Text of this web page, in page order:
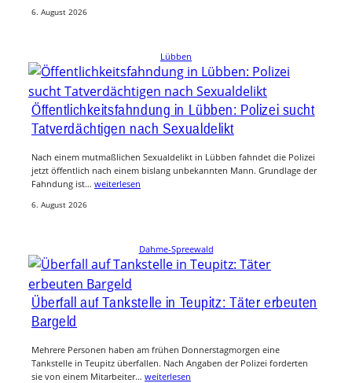
6. August 2026
Lübben
Öffentlichkeitsfahndung in Lübben: Polizei sucht
Tatverdächtigen nach Sexualdelikt
Nach einem mutmaßlichen Sexualdelikt in Lübben fahndet die Polizei
jetzt öffentlich nach einem bislang unbekannten Mann. Grundlage der
Fahndung ist… weiterlesen
6. August 2026
Dahme-Spreewald
Überfall auf Tankstelle in Teupitz: Täter erbeuten
Bargeld
Mehrere Personen haben am frühen Donnerstagmorgen eine
Tankstelle in Teupitz überfallen. Nach Angaben der Polizei forderten
sie von einem Mitarbeiter… weiterlesen